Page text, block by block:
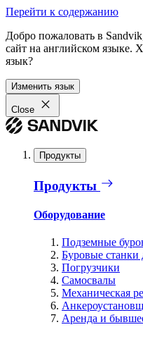
Перейти к содержанию
Добро пожаловать в
сайт на английском языке.
язык?
Изменить язык
Close
Продукты
Продукты
Оборудование
Подземные
Буровые станки
Погрузчики
Самосвалы
Механическая
Аренда и